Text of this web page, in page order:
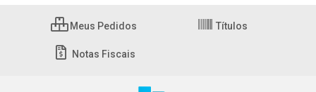
Meus Pedidos Títulos
Notas Fiscais